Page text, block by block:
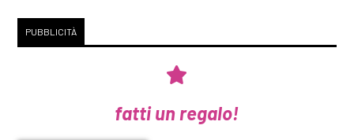
PUBBLICITÀ
fatti un regalo!